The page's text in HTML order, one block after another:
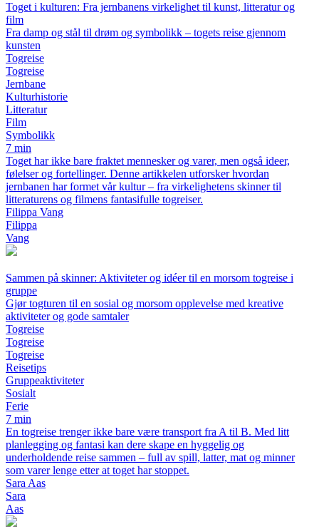
Toget i kulturen: Fra jernbanens virkelighet til kunst, litteratur og
film
Fra damp og stål til drøm og symbolikk – togets reise gjennom
kunsten
Togreise
Togreise
Jernbane
Kulturhistorie
Litteratur
Film
Symbolikk
7 min
Toget har ikke bare fraktet mennesker og varer, men også ideer,
følelser og fortellinger. Denne artikkelen utforsker hvordan
jernbanen har formet vår kultur – fra virkelighetens skinner til
litteraturens og filmens fantasifulle togreiser.
Filippa Vang
Filippa
Vang
Sammen på skinner: Aktiviteter og idéer til en morsom togreise i
gruppe
Gjør togturen til en sosial og morsom opplevelse med kreative
aktiviteter og gode samtaler
Togreise
Togreise
Togreise
Reisetips
Gruppeaktiviteter
Sosialt
Ferie
7 min
En togreise trenger ikke bare være transport fra A til B. Med litt
planlegging og fantasi kan dere skape en hyggelig og
underholdende reise sammen – full av spill, latter, mat og minner
som varer lenge etter at toget har stoppet.
Sara Aas
Sara
Aas